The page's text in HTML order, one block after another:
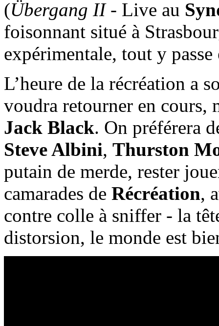
(Übergang II- Live au
foisonnant situé à
expérimentale, tout y
L’heure de la récréation a
voudra retourner en cours,
Jack Black. On préférera
Steve Albini, Thurston
putain de merde, rester
camarades de Récréation,
contre colle à sniffer - la
distorsion, le monde est